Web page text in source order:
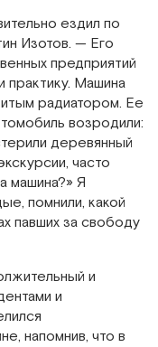
ездил по
Изотов. — Его
предприятий
практику. Машина
радиатором. Ее
возродили:
деревянный
часто
машина?» Я
помнили, какой
павших за свободу
и
и
напомнив, что в